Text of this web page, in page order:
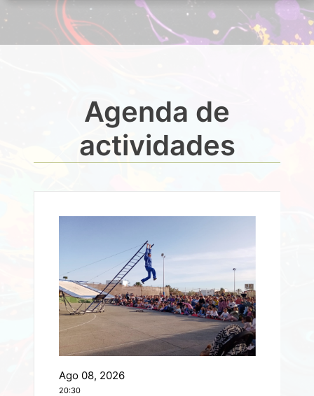
Agenda de
actividades
Ago 08, 2026
20:30